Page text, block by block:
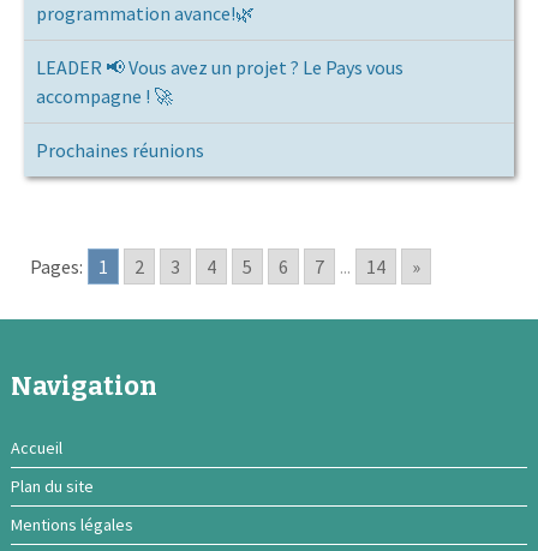
programmation avance!🌿
LEADER 📢 Vous avez un projet ? Le Pays vous
accompagne ! 🚀
Prochaines réunions
Pages: 1 2 3 4 5 6 7 ... 14 »
Navigation
Accueil
Plan du site
Mentions légales